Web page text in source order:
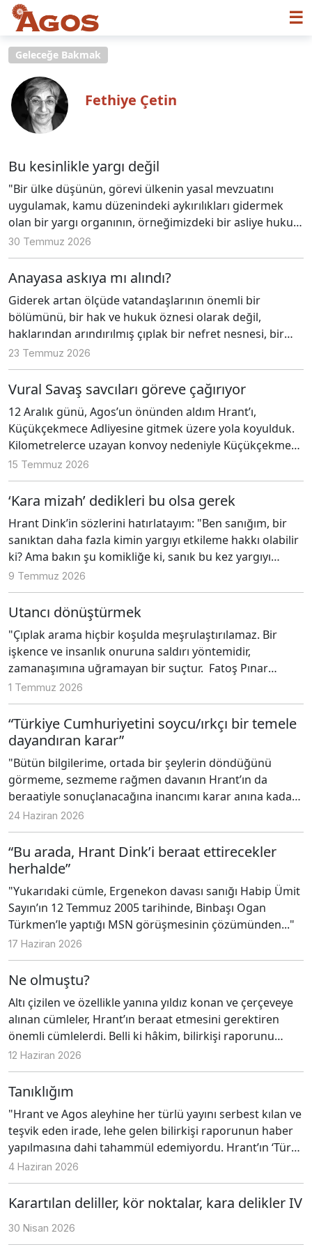
☰
Geleceğe Bakmak
Fethiye Çetin
Bu kesinlikle yargı değil
"Bir ülke düşünün, görevi ülkenin yasal mevzuatını
uygulamak, kamu düzenindeki aykırılıkları gidermek
olan bir yargı organının, örneğimizdeki bir asliye hukuk
mahkemesinin bizzat kendisi yasal mevzuatı, anayasal
ve yasal hükümleri çiğniyor, kamu düzenine aykırı
davranıyor. Bununla da sınırlı kalmıyor, dosyanın makul
sürede Yargıtay’a gidişini de engelleyerek, yargısal
denetimi de geciktiriyor."
30 Temmuz 2026
Anayasa askıya mı alındı?
Giderek artan ölçüde vatandaşlarının önemli bir
bölümünü, bir hak ve hukuk öznesi olarak değil,
haklarından arındırılmış çıplak bir nefret nesnesi, bir
tehdit olarak gören, anayasayı ve yasaları açıkça bizzat
ihlal eden bir yargısal pratikle karşı karşıyayız.
23 Temmuz 2026
Vural Savaş savcıları göreve çağırıyor
12 Aralık günü, Agos’un önünden aldım Hrant’ı,
Küçükçekmece Adliyesine gitmek üzere yola koyulduk.
Kilometrelerce uzayan konvoy nedeniyle Küçükçekmece
Adliyesine iki saatte gidebildik. Huzursuzdu, “Vural
Savaş, boşuna etmedi o sözleri, 305’ten açacaklar
davayı” diyordu.
15 Temmuz 2026
‘Kara mizah’ dedikleri bu olsa gerek
Hrant Dink’in sözlerini hatırlatayım: "Ben sanığım, bir
sanıktan daha fazla kimin yargıyı etkileme hakkı olabilir
ki? Ama bakın şu komikliğe ki, sanık bu kez yargıyı
etkilemeye çalışmaktan yargılanıyor."
9 Temmuz 2026
Utancı dönüştürmek
"Çıplak arama hiçbir koşulda meşrulaştırılamaz. Bir
işkence ve insanlık onuruna saldırı yöntemidir,
zamanaşımına uğramayan bir suçtur. Fatoş Pınar
Türker, bu arada sadece cinsel şiddet suçunun değil
soruşturma savcısının yaptıklarının da anlatımına tanık
ettiği gibi bu savcının ihlal ettiği haklarının,
adaletsizliğin onarılması sorumluluğuna da ortak eder
bizi."
1 Temmuz 2026
“Türkiye Cumhuriyetini soycu/ırkçı bir temele
dayandıran karar”
"Bütün bilgilerime, ortada bir şeylerin döndüğünü
görmeme, sezmeme rağmen davanın Hrant’ın da
beraatiyle sonuçlanacağına inancımı karar anına kadar
yitirmemiştim. Avukatlık biraz da kendi içinde umudu
sürekli diri tutma, kurutmaya çalıştıklarında yeniden
yeşertme mesleğidir bence. Umudun tükendiği an
mesleğin de bittiği andır."
24 Haziran 2026
“Bu arada, Hrant Dink’i beraat ettirecekler
herhalde”
"Yukarıdaki cümle, Ergenekon davası sanığı Habip Ümit
Sayın’ın 12 Temmuz 2005 tarihinde, Binbaşı Ogan
Türkmen’le yaptığı MSN görüşmesinin çözümünden..."
17 Haziran 2026
Ne olmuştu?
Altı çizilen ve özellikle yanına yıldız konan ve çerçeveye
alınan cümleler, Hrant’ın beraat etmesini gerektiren
önemli cümlelerdi. Belli ki hâkim, bilirkişi raporunu
okumuş, kararında yararlanacağı cümleleri
işaretlemişti. Ancak bu çalışmasına rağmen hâkim
neden karar veremiyordu?
12 Haziran 2026
Tanıklığım
"Hrant ve Agos aleyhine her türlü yayını serbest kılan ve
teşvik eden irade, lehe gelen bilirkişi raporunun haber
yapılmasına dahi tahammül edemiyordu. Hrant’ın ‘Türk
düşmanı’, ‘hain’ ve ‘suçlu’ olması üzerine kurgulanan
senaryoyu hayata geçirmek için oluşturulan havada
çatlak ya da şüphe yaratacak yayınları en başından
engellemeye çalışıyorlardı."
4 Haziran 2026
Karartılan deliller, kör noktalar, kara delikler IV
30 Nisan 2026